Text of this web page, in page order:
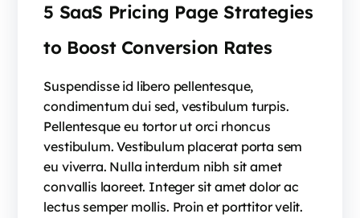
5 SaaS Pricing Page Strategies
to Boost Conversion Rates
Suspendisse id libero pellentesque,
condimentum dui sed, vestibulum turpis.
Pellentesque eu tortor ut orci rhoncus
vestibulum. Vestibulum placerat porta sem
eu viverra. Nulla interdum nibh sit amet
convallis laoreet. Integer sit amet dolor ac
lectus semper mollis. Proin et porttitor velit.